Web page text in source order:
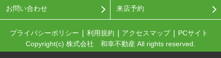
お問い合わせ 来店予約
プライバシーポリシー 利用規約 アクセスマップ
PCサイト
Copyright(c) 株式会社 和幸不動産 All rights reserved.